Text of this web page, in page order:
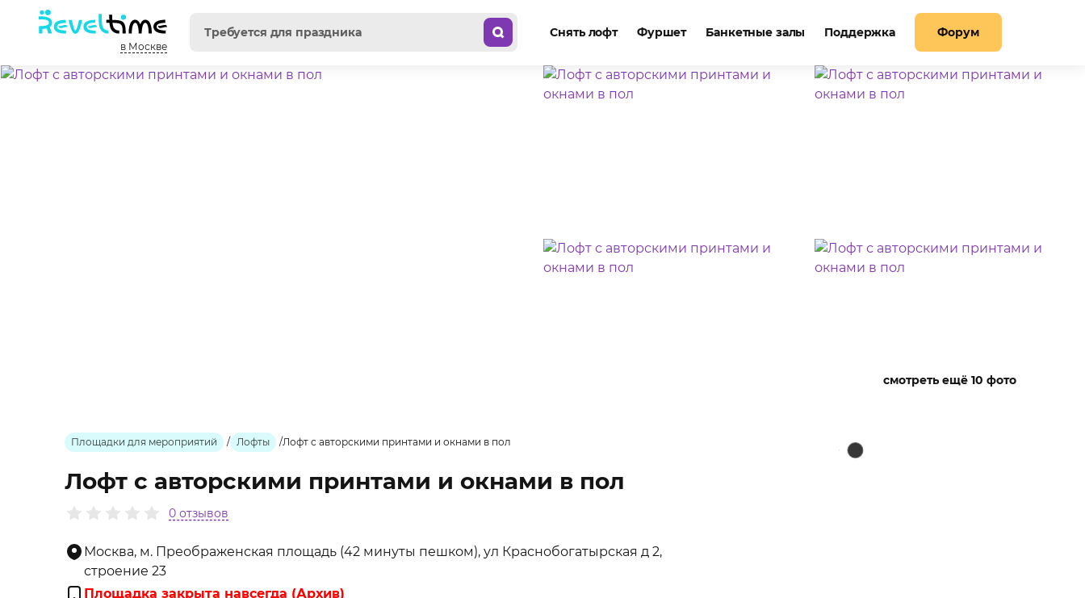
в Москве
Снять лофт Фуршет Банкетные залы Поддержка Форум
смотреть ещё 10 фото
Площадки для мероприятий / Лофты /Лофт с авторскими принтами и окнами в пол
Лофт с авторскими принтами и окнами в пол
0 отзывов
Москва, м. Преображенская площадь (42 минуты пешком), ул Краснобогатырская д 2,
строение 23
Площадка закрыта навсегда (Архив)